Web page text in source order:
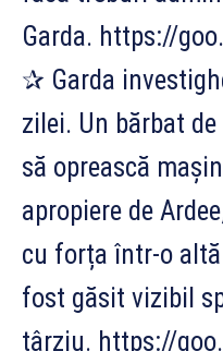
Garda. https://
✰ Garda
zilei. Un bărbat
să oprească
apropiere de
cu forța într-o
fost găsit vizibil
târziu. https://